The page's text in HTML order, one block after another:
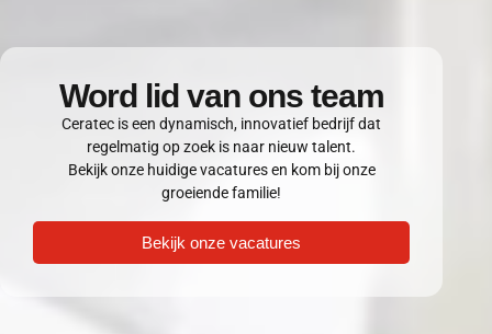
Word lid van ons team
Ceratec is een dynamisch, innovatief bedrijf dat
regelmatig op zoek is naar nieuw talent.
Bekijk onze huidige vacatures en kom bij onze
groeiende familie!
Bekijk onze vacatures